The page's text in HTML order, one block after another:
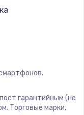
гарантийным (не
Торговые марки,